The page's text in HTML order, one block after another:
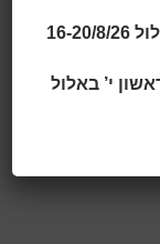
ולא סלט, לא
תות.
בימים ראשון עד חמישי (כולל) ג’-ז באלול 16-20/8/26
י’ באלול